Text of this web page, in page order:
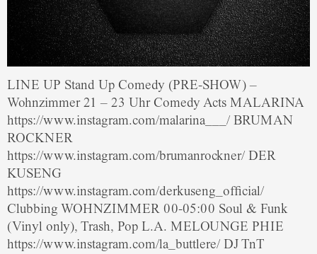
LINE UP Stand Up Comedy (PRE-SHOW) –
Wohnzimmer 21 – 23 Uhr Comedy Acts MALARINA
https://www.instagram.com/malarina___/ BRUMAN
ROCKNER
https://www.instagram.com/brumanrockner/ DER
KUSENG
https://www.instagram.com/derkuseng_official/
Clubbing WOHNZIMMER 00-05:00 Soul & Funk
(Vinyl only), Trash, Pop L.A. MELOUNGE PHIE
https://www.instagram.com/la_buttlere/ DJ TnT